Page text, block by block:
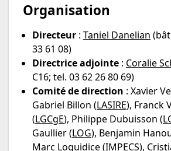
Organisation
Directeur : Taniel Danelian
33 61 08)
Directrice adjointe : Coralie
C16; tel. 03 62 26 80 69)
Comité de direction : Xavier
Gabriel Billon (LASIRE), Franck
(LGCgE), Philippe Dubuisson (
Gaullier (LOG), Benjamin
Marc Loguidice (IMPECS),